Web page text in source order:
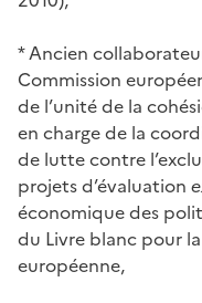
* Ancien
Commission
de l’unité de la
en charge de la
de lutte contre
projets d’évaluation
économique des
du Livre blanc pour
européenne,